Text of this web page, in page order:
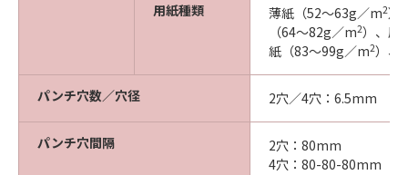
用紙種類 薄紙（52～63g／m2）
（64～82g／m2）、厚
紙（83～99g／m2）、
パンチ穴数／穴径 2穴／4穴：6.5mm
パンチ穴間隔
2穴：80mm
4穴：80-80-80mm